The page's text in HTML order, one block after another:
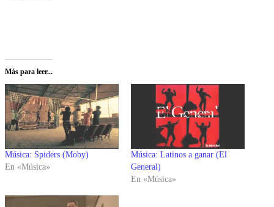
Más para leer...
Música: Spiders (Moby)
En «Música»
Música: Latinos a ganar (El
General)
En «Música»